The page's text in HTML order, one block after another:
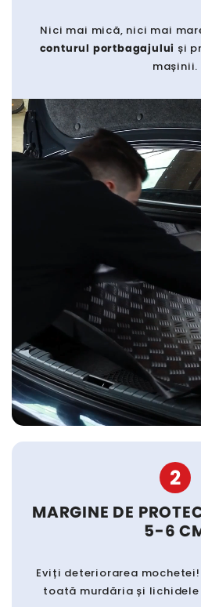
Nici mai mică, nici mai
conturul portbagajului și
mașinii.
2
MARGINE DE
5-6
Eviți deteriorarea
toată murdăria și